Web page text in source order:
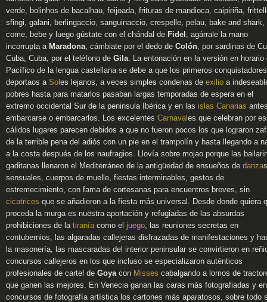
verde, bolinhos de bacalhau, feijoada, frituras de mandioca, caipiriña,
sfingi, galani, berlingaccio, sanguinaccio, crespelle, pelau, bake and shark,
come, bebe y luego gústate con el chándal de Fidel , agárrale la mano
incorrupta a Maradona, cámbiate por el dedo de Colón, por sardinas de
Cuba, Cuba, por el teléfono de Gila. La entonación en la versión en horario
Pacífico de la lengua castellana se debe a que los primeros conquistadores
deportaos a Sol es lejanos, a veces simples condenas de exilio a
pobres hasta para matarlos pasaban largas temporadas de espera en el
extremo occidental Sur de la peninsula Ibérica y en las islas Canarias
embarcarse o embarcarlos. Los excelentes Carnaval es que celebran por
cálidos lugares parecen debidos a que no fueron pocos los que lograron
de la terrible pena del adiós con un pie en el trampolín y hasta llegando a
a la costa después de los naufragios. Llovía sobre mojao porque las
gaditanas llenaron el Mediterráneo de la antigüedad de ensueños de danzas
sensuales, cuerpos de muelle, fiestas interminables, gestos de
estremecimiento, con fama de cortesanas para encuentros breves, sin
cicatrices que se añadieron a la fiesta más universal. Desde donde quiera
proceda la murga es nuestra aportación y refugiadas de las absurdas
prohibiciones de la tiraníacomo el juego, las reuniones secretas en
contubernios, las algaradas callejeras disfrazadas de manifestaciones y
la masonería, las mascaradas del interior peninsular se convirtieron en
concursos callejeros en los que incluso se especializaron auténticos
profesionales de cartel de Goyacon Misses cabalgando a lomos de
que ganen las mejores. En Venecia ganan las caras más fotografiadas y
concursos de fotografía artística los cartones más aparatosos, sobre todo